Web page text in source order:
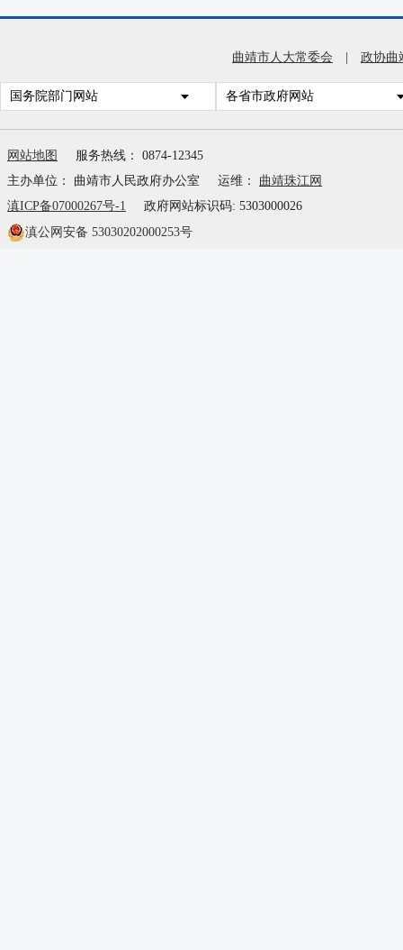
曲靖市人大常委会 政协曲
国务院部门网站 各省市政府网站
网站地图
服务热线： 0874-12345
主办单位： 曲靖市人民政府办公室
运维： 曲靖珠江网
滇ICP备07000267号-1
政府网站标识码: 5303000026
滇公网安备 53030202000253号